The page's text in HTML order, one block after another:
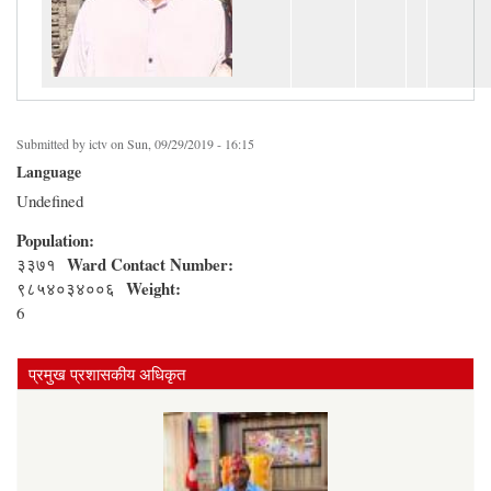
Submitted byictvon Sun, 09/29/2019 - 16:15
Language
Undefined
Population:
३३७१ Ward Contact Number:
९८५४०३४००६ Weight:
6
प्रमुख प्रशासकीय अधिकृत